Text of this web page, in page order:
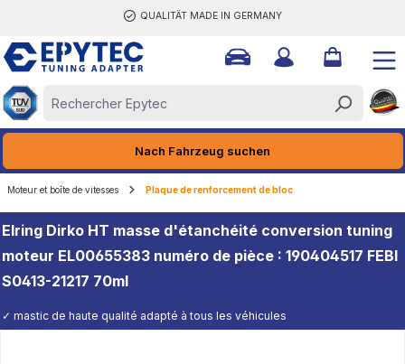
QUALITÄT MADE IN GERMANY
Nach Fahrzeug suchen
Moteur et boîte de vitesses Plaque de renforcement de bloc
Elring Dirko HT masse d'étanchéité conversion tuning
moteur EL00655383 numéro de pièce : 190404517 FEBI
S0413-21217 70ml
✓ mastic de haute qualité adapté à tous les véhicules